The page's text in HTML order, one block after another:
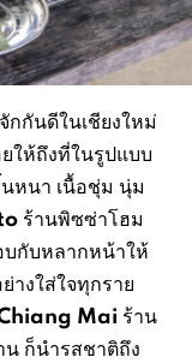
กกันดีในเชียงใหม่
ให้ถึงที่ในรูปแบบ
หนา เนื้อชุ่ม นุ่ม
ร้านพิซซ่าโฮม
บกับหลากหน้าให้
างใส่ใจทุกราย
Mai ร้าน
ก็นำรสชาติถึง